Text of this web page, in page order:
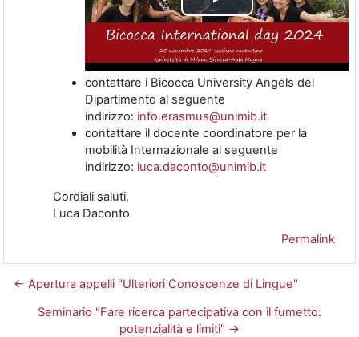
Riproduci
il
video
contattare i Bicocca University Angels del
Dipartimento al seguente
indirizzo: info.erasmus@unimib.it
contattare il docente coordinatore per la
mobilità Internazionale al seguente
indirizzo: luca.daconto@unimib.it
Cordiali saluti,
Luca Daconto
Permalink
← Apertura appelli "Ulteriori Conoscenze di Lingue"
Seminario "Fare ricerca partecipativa con il fumetto:
potenzialità e limiti" →